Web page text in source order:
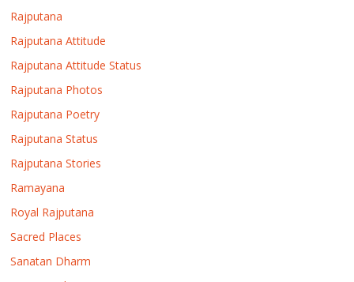
Rajputana
Rajputana Attitude
Rajputana Attitude Status
Rajputana Photos
Rajputana Poetry
Rajputana Status
Rajputana Stories
Ramayana
Royal Rajputana
Sacred Places
Sanatan Dharm